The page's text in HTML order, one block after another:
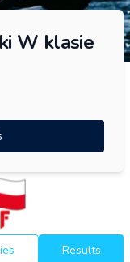
W klasie
Results